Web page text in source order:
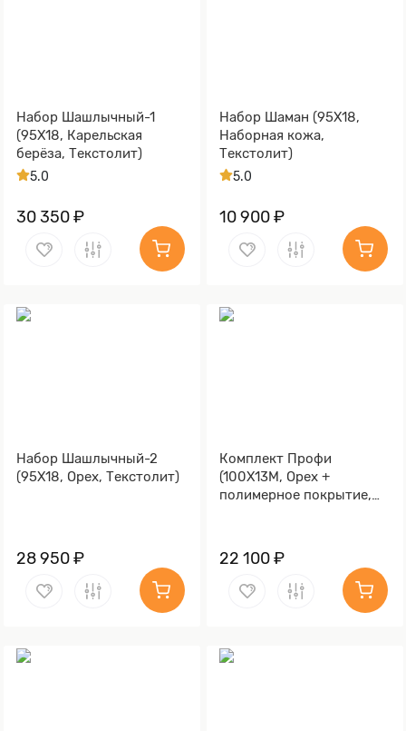
Набор Шашлычный-1
(95Х18, Карельская
берёза, Текстолит)
5.0
30 350 ₽
Набор Шаман (95Х18,
Наборная кожа,
Текстолит)
5.0
10 900 ₽
Набор Шашлычный-2
(95Х18, Орех, Текстолит)
28 950 ₽
Комплект Профи
(100Х13М, Орех +
полимерное покрытие,
22 100 ₽